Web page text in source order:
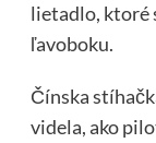
lietadlo, ktoré
ľavoboku.
Čínska
videla, ako